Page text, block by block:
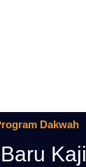
Dakwah